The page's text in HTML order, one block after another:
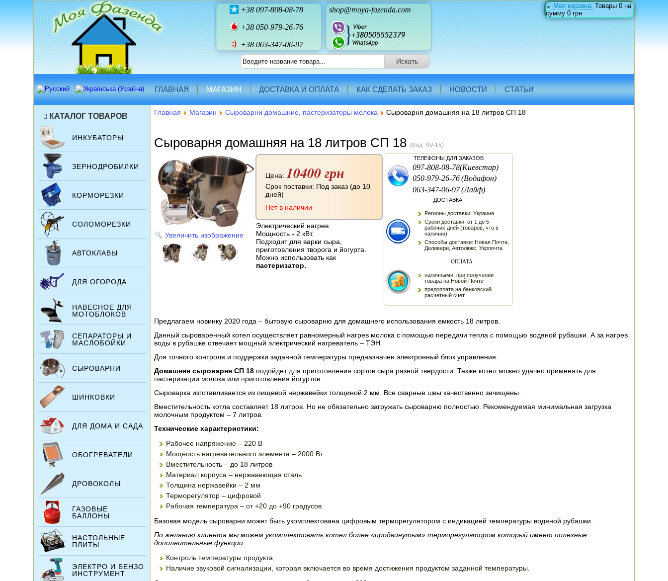
⇓Моя корзина:Товары0на
сумму0 грн
+38097-808-08-78 shop@moya-fazenda.com
+38050-979-26-76
+38 063-347-06-97
ГЛАВНАЯ МАГАЗИН ДОСТАВКА И ОПЛАТА КАК СДЕЛАТЬ ЗАКАЗ НОВОСТИ СТАТЬИ
КАТАЛОГ ТОВАРОВ
ИНКУБАТОРЫ
ЗЕРНОДРОБИЛКИ
КОРМОРЕЗКИ
СОЛОМОРЕЗКИ
АВТОКЛАВЫ
ДЛЯ ОГОРОДА
НАВЕСНОЕ ДЛЯ
МОТОБЛОКОВ
СЕПАРАТОРЫ И
МАСЛОБОЙКИ
СЫРОВАРНИ
ШИНКОВКИ
ДЛЯ ДОМА И САДА
ОБОГРЕВАТЕЛИ
ДРОВОКОЛЫ
ГАЗОВЫЕ
БАЛЛОНЫ
НАСТОЛЬНЫЕ
ПЛИТЫ
ЭЛЕКТРО И БЕНЗО
ИНСТРУМЕНТ
Главная Магазин Сыроварни домашние, пастеризаторы молока Сыроварня домашняя на 18 литров СП 18
Сыроварня домашняя на 18 литров СП 18(Код: SV-15)
Увеличить изображение
Цена: 10400 грн
Срок поставки: Под заказ (до 10
дней)
Нет в наличии
Электрический нагрев.
Мощность - 2 кВт.
Подходит для варки сыра,
приготовления творога и йогурта.
Можно использовать как
пастеризатор.
ТЕЛЕФОНЫ ДЛЯ ЗАКАЗОВ
097-808-08-78(Киевстар)
050-979-26-76(Водафон)
063-347-06-97(Лайф)
ДОСТАВКА
Регионы доставки: Украина.
Сроки доставки: от 1 до 5
рабочих дней (товаров, что в
наличии)
Способы доставки: Новая Почта,
Деливери, Автолюкс, Укрпочта
ОПЛАТА
наличными, при получении
товара на Новой Почте
предоплата на банковский
расчетный счет
Предлагаем новинку 2020 года – бытовую сыроварню для домашнего использования емкость 18 литров.
Данный сыроваренный котел осуществляет равномерный нагрев молока с помощью передачи тепла с помощью водяной рубашки. А за нагрев
воды в рубашке отвечает мощный электрический нагреватель – ТЭН.
Для точного контроля и поддержки заданной температуры предназначен электронный блок управления.
Домашняя сыроварня СП 18 подойдет для приготовления сортов сыра разной твердости. Также котел можно удачно применять для
пастеризации молока или приготовления йогуртов.
Сыроварка изготавливается из пищевой нержавейки толщиной 2 мм. Все сварные швы качественно зачищены.
Вместительность котла составляет 18 литров. Но не обязательно загружать сыроварню полностью. Рекомендуемая минимальная загрузка
молочным продуктом – 7 литров.
Технические характеристики:
Рабочее напряжение – 220 В
Мощность нагревательного элемента – 2000 Вт
Вместительность – до 18 литров
Материал корпуса – нержавеющая сталь
Толщина нержавейки – 2 мм
Терморегулятор – цифровой
Рабочая температура – от +20 до +90 градусов
Базовая модель сыроварни может быть укомплектована цифровым терморегулятором с индикацией температуры водяной рубашки.
По желанию клиента мы можем укомплектовать котел более «продвинутым» терморегулятором который имеет полезные
дополнительные функции:
Контроль температуры продукта
Наличие звуковой сигнализации, которая включается во время достижения продуктом заданной температуры.